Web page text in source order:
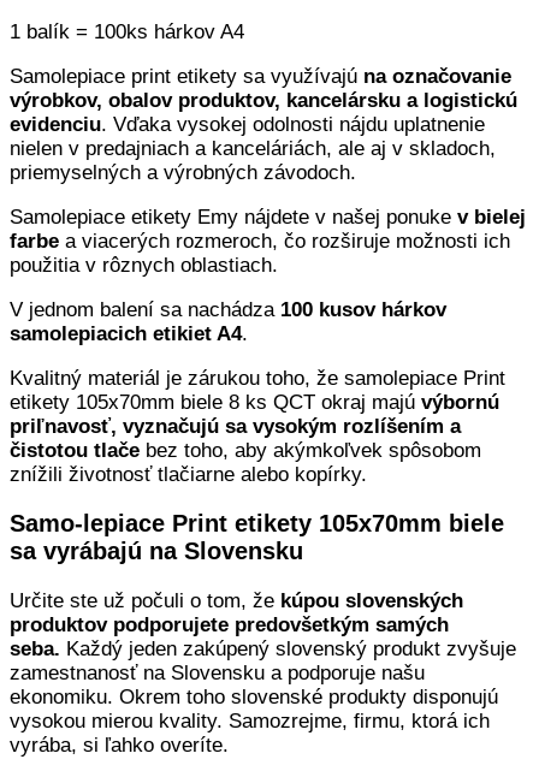
1 balík = 100ks hárkov A4
Samolepiace print etikety sa využívajú na označovanie
výrobkov, obalov produktov, kancelársku a logistickú
evidenciu. Vďaka vysokej odolnosti nájdu uplatnenie
nielen v predajniach a kanceláriách, ale aj v skladoch,
priemyselných a výrobných závodoch.
Samolepiace etikety Emy nájdete v našej ponuke v bielej
farbe a viacerých rozmeroch, čo rozširuje možnosti ich
použitia v rôznych oblastiach.
V jednom balení sa nachádza 100 kusov hárkov
samolepiacich etikiet A4.
Kvalitný materiál je zárukou toho, že samolepiace Print
etikety 105x70mm biele 8 ks QCT okraj majú výbornú
priľnavosť, vyznačujú sa vysokým rozlíšením a
čistotou tlače bez toho, aby akýmkoľvek spôsobom
znížili životnosť tlačiarne alebo kopírky.
Samo-lepiace Print etikety 105x70mm biele
sa vyrábajú na Slovensku
Určite ste už počuli o tom, že kúpou slovenských
produktov podporujete predovšetkým samých
seba. Každý jeden zakúpený slovenský produkt zvyšuje
zamestnanosť na Slovensku a podporuje našu
ekonomiku. Okrem toho slovenské produkty disponujú
vysokou mierou kvality. Samozrejme, firmu, ktorá ich
vyrába, si ľahko overíte.